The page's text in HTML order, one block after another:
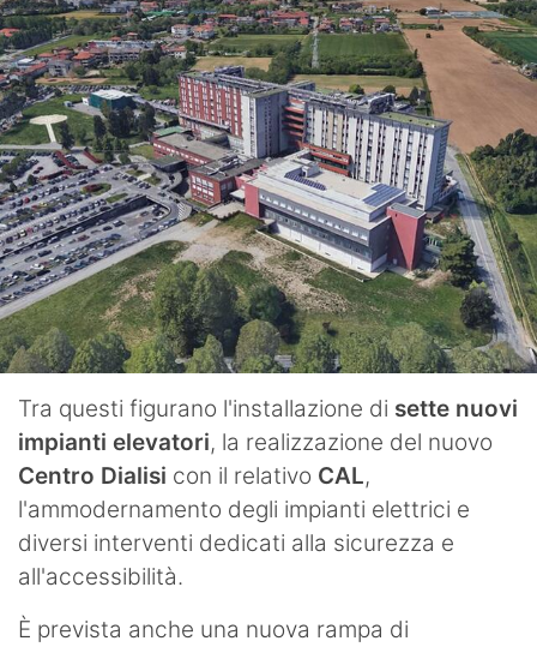
Tra questi figurano l'installazione di sette nuovi
impianti elevatori, la realizzazione del nuovo
Centro Dialisi con il relativo CAL,
l'ammodernamento degli impianti elettrici e
diversi interventi dedicati alla sicurezza e
all'accessibilità.
È prevista anche una nuova rampa di